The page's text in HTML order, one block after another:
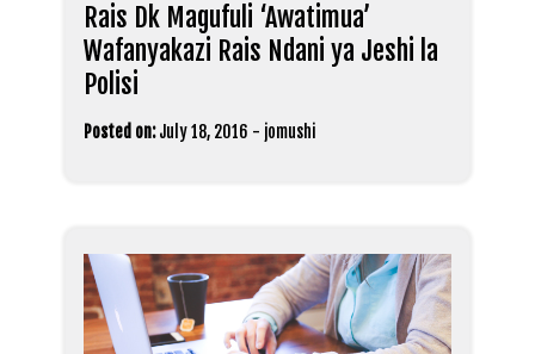
Rais Dk Magufuli ‘Awatimua’
Wafanyakazi Rais Ndani ya Jeshi la
Polisi
Posted on: July 18, 2016 - jomushi